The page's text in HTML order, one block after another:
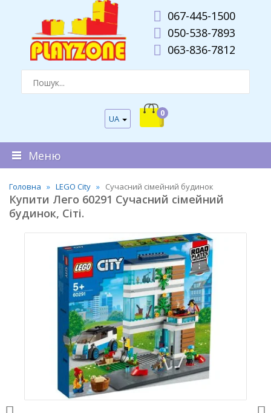
067-445-1500
050-538-7893
063-836-7812
UA
0
Меню
Головна LEGO City Сучасний сімейний будинок
Купити Лего 60291 Сучасний сімейний
будинок, Сіті.